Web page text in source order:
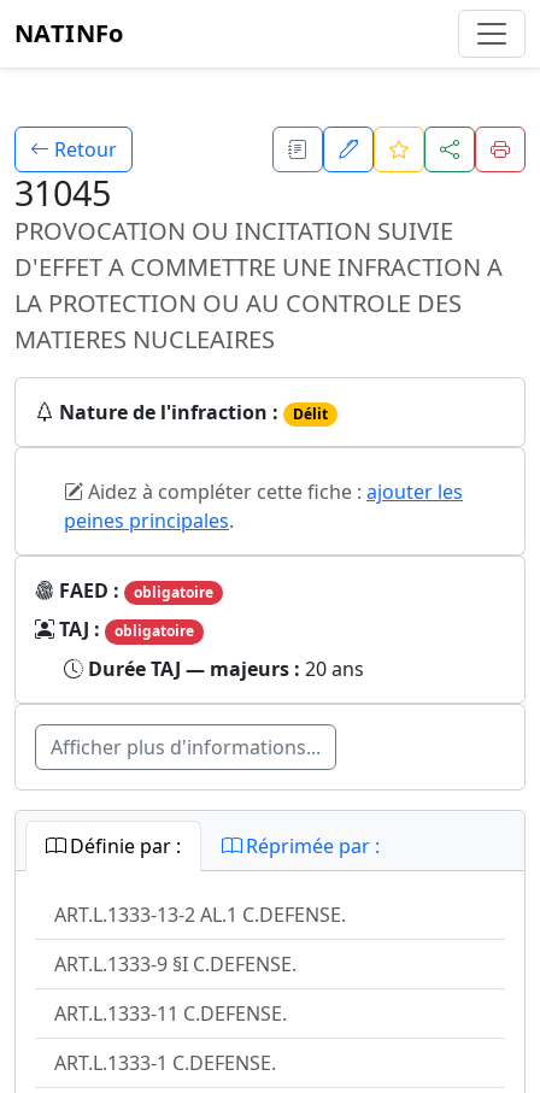
NATINFo
Retour
31045
PROVOCATION OU INCITATION SUIVIE
D'EFFET A COMMETTRE UNE INFRACTION A
LA PROTECTION OU AU CONTROLE DES
MATIERES NUCLEAIRES
Nature de l'infraction : Délit
Aidez à compléter cette fiche : ajouter les
peines principales.
FAED : obligatoire
TAJ : obligatoire
Durée TAJ — majeurs : 20 ans
Afficher plus d'informations...
Définie par : Réprimée par :
ART.L.1333-13-2 AL.1 C.DEFENSE.
ART.L.1333-9 §I C.DEFENSE.
ART.L.1333-11 C.DEFENSE.
ART.L.1333-1 C.DEFENSE.